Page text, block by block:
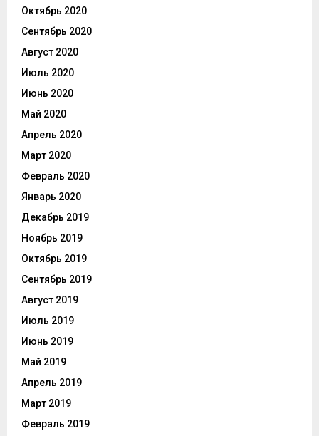
Октябрь 2020
Сентябрь 2020
Август 2020
Июль 2020
Июнь 2020
Май 2020
Апрель 2020
Март 2020
Февраль 2020
Январь 2020
Декабрь 2019
Ноябрь 2019
Октябрь 2019
Сентябрь 2019
Август 2019
Июль 2019
Июнь 2019
Май 2019
Апрель 2019
Март 2019
Февраль 2019